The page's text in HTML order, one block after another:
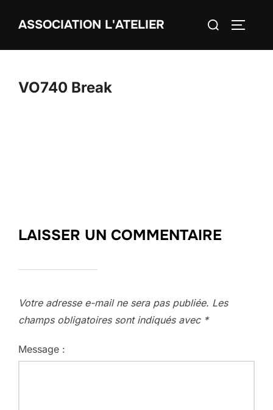
ASSOCIATION L'ATELIER Rechercher :
VO740 Break
LAISSER UN COMMENTAIRE
Votre adresse e-mail ne sera pas publiée. Les
champs obligatoires sont indiqués avec *
Message :